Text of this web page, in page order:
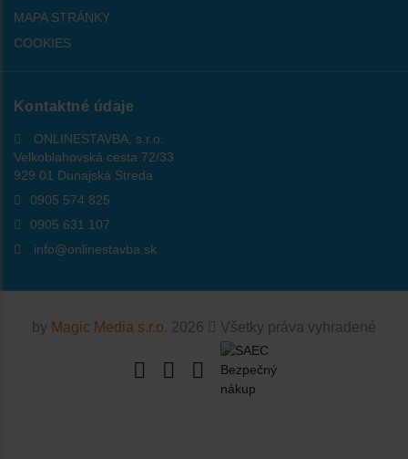
MAPA STRÁNKY
COOKIES
Kontaktné údaje
ONLINESTAVBA, s.r.o.
Velkoblahovská cesta 72/33
929 01 Dunajská Streda
0905 574 825
0905 631 107
info@onlinestavba.sk
by Magic Media s.r.o. 2026 Všetky práva vyhradené